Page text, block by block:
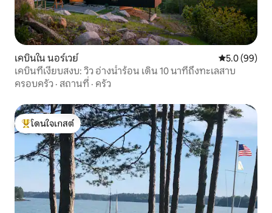
เคบินใน นอร์เวย์ คะแนนเฉลี่ย
5.0 (99)
เคบินที่เงียบสงบ: วิว อ่างน้ำร้อน เดิน 10 นาทีถึงทะเลสาบ
ครอบครัว · สถานที่ · ครัว
โดนใจเกสต์ที่สุด
โดนใจเกสต์